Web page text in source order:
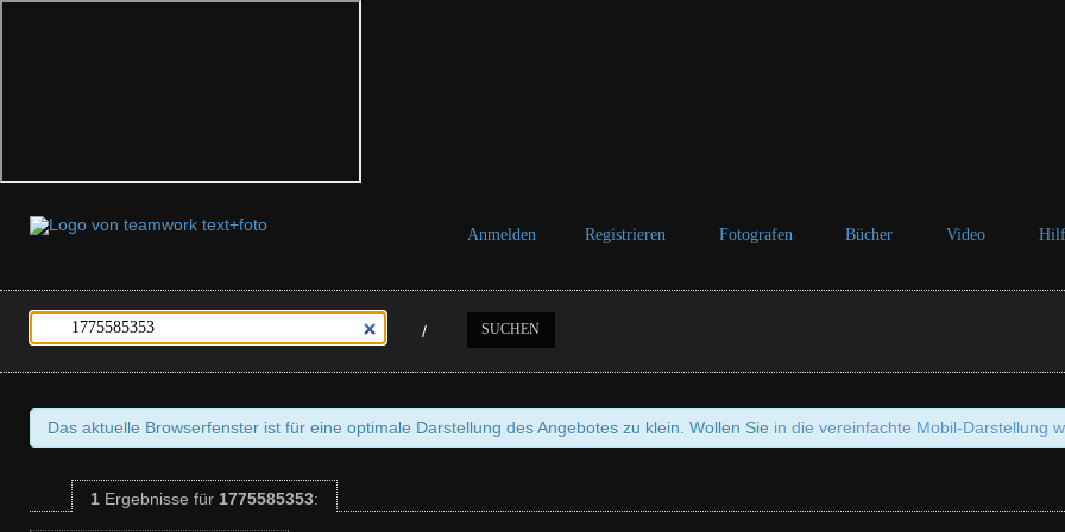
Anmelden Registrieren Fotografen Bücher Video
/ SUCHEN
Das aktuelle Browserfenster ist für eine optimale Darstellung des Angebotes zu klein. Wollen Sie in die vereinfachte Mobil-Darstellung
1 Ergebnisse für 1775585353: